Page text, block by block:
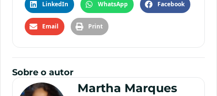
LinkedIn WhatsApp Facebook
Email Print
Sobre o autor
Martha Marques